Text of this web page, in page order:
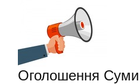
Оголошення Суми